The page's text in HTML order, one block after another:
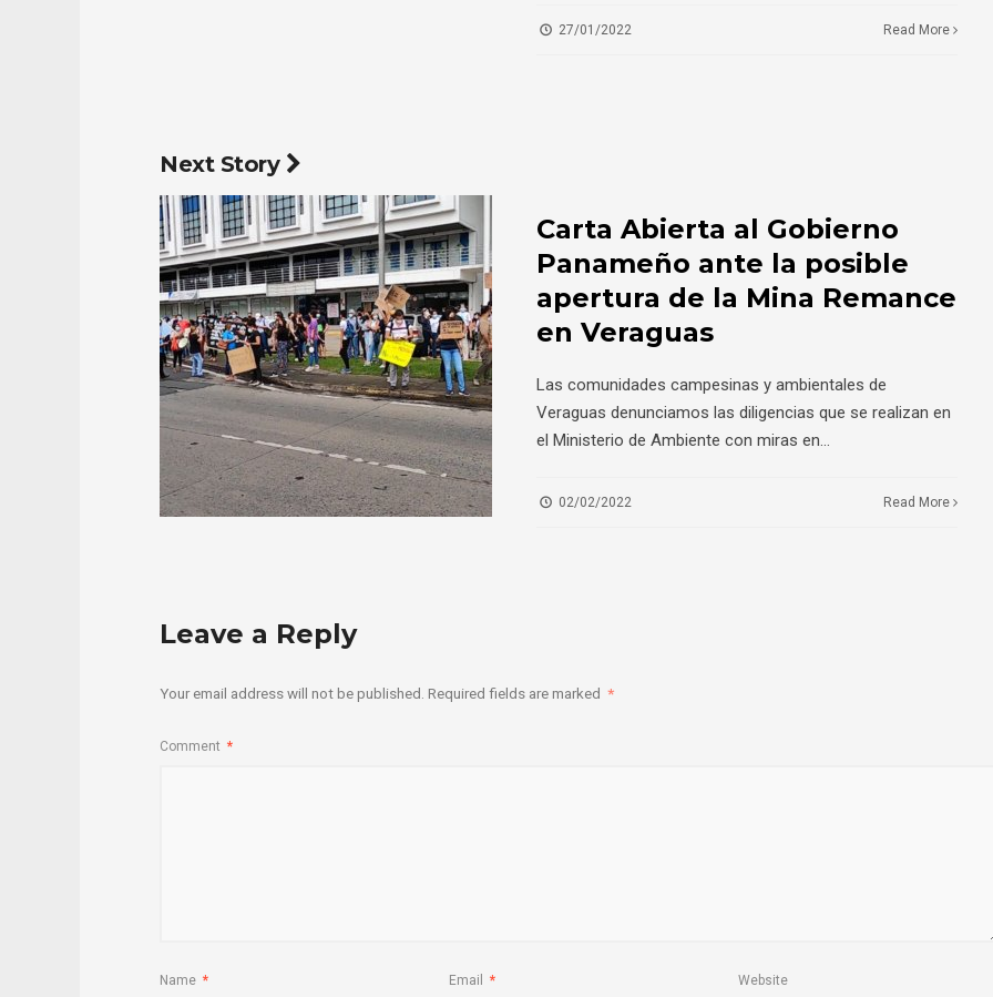
27/01/2022 Read More
Next Story
Carta Abierta al Gobierno
Panameño ante la posible
apertura de la Mina Remance
en Veraguas
Las comunidades campesinas y ambientales de
Veraguas denunciamos las diligencias que se realizan en
el Ministerio de Ambiente con miras en...
02/02/2022 Read More
Leave a Reply
Your email address will not be published. Required fields are marked *
Comment *
Name * Email * Website